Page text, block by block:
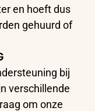
en hoeft dus
gehuurd of
bij
verschillende
om onze